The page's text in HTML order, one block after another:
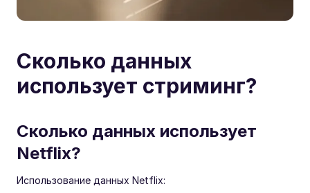
Сколько данных
использует стриминг?
Сколько данных использует
Netflix?
Использование данных Netflix: